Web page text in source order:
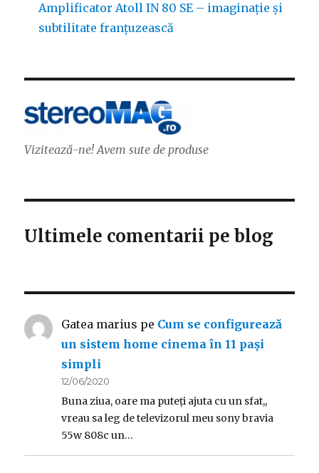
Amplificator Atoll IN 80 SE – imaginație și
subtilitate franțuzească
Vizitează-ne! Avem sute de produse
Ultimele comentarii pe blog
Gatea marius pe Cum se configurează
un sistem home cinema în 11 pași
simpli
12/06/2020
Buna ziua, oare ma puteți ajuta cu un sfat,,
vreau sa leg de televizorul meu sony bravia
55w 808c un…